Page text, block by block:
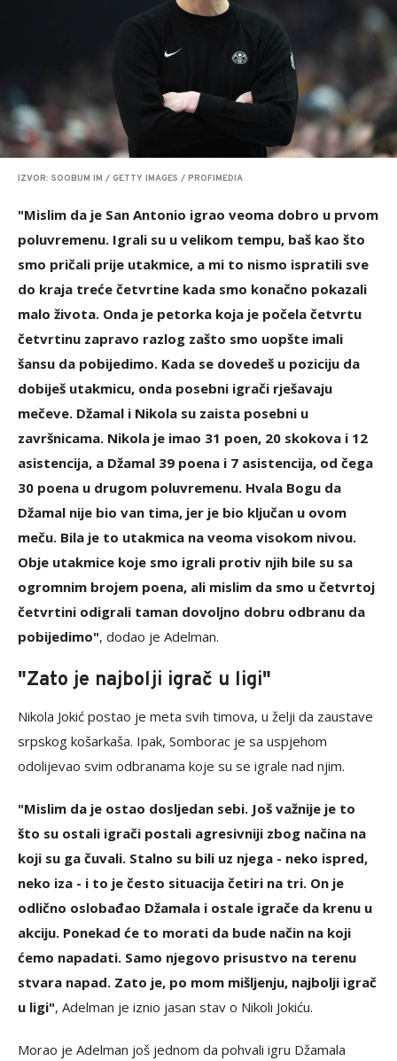
IZVOR: SOOBUM IM / GETTY IMAGES / PROFIMEDIA
"Mislim da je San Antonio igrao veoma dobro u prvom
poluvremenu. Igrali su u velikom tempu, baš kao što
smo pričali prije utakmice, a mi to nismo ispratili sve
do kraja treće četvrtine kada smo konačno pokazali
malo života. Onda je petorka koja je počela četvrtu
četvrtinu zapravo razlog zašto smo uopšte imali
šansu da pobijedimo. Kada se dovedeš u poziciju da
dobiješ utakmicu, onda posebni igrači rješavaju
mečeve. Džamal i Nikola su zaista posebni u
završnicama. Nikola je imao 31 poen, 20 skokova i 12
asistencija, a Džamal 39 poena i 7 asistencija, od čega
30 poena u drugom poluvremenu. Hvala Bogu da
Džamal nije bio van tima, jer je bio ključan u ovom
meču. Bila je to utakmica na veoma visokom nivou.
Obje utakmice koje smo igrali protiv njih bile su sa
ogromnim brojem poena, ali mislim da smo u četvrtoj
četvrtini odigrali taman dovoljno dobru odbranu da
pobijedimo", dodao je Adelman.
"Zato je najbolji igrač u ligi"
Nikola Jokić postao je meta svih timova, u želji da zaustave
srpskog košarkaša. Ipak, Somborac je sa uspjehom
odolijevao svim odbranama koje su se igrale nad njim.
"Mislim da je ostao dosljedan sebi. Još važnije je to
što su ostali igrači postali agresivniji zbog načina na
koji su ga čuvali. Stalno su bili uz njega - neko ispred,
neko iza - i to je često situacija četiri na tri. On je
odlično oslobađao Džamala i ostale igrače da krenu u
akciju. Ponekad će to morati da bude način na koji
ćemo napadati. Samo njegovo prisustvo na terenu
stvara napad. Zato je, po mom mišljenju, najbolji igrač
u ligi", Adelman je iznio jasan stav o Nikoli Jokiću.
Morao je Adelman još jednom da pohvali igru Džamala